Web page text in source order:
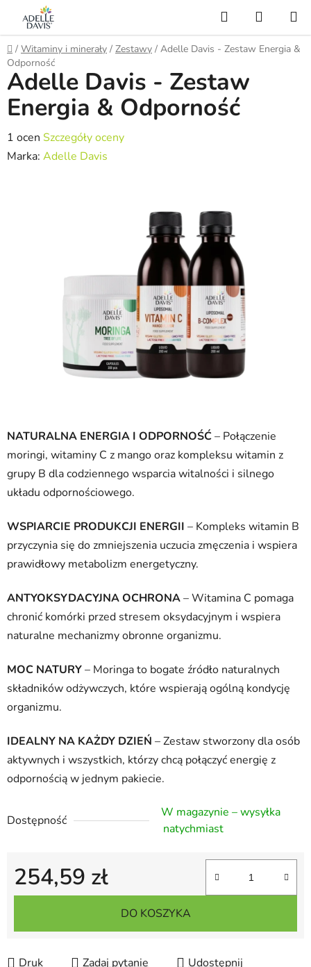
treści
Szukaj
Home
/ Witaminy i minerały / Zestawy / Adelle Davis - Zestaw Energia &
Odporność
NATURALNA ENERGIA I ODPORNOŚĆ– Połączenie
moringi, witaminy C z mango oraz kompleksu witamin z
grupy B dla codziennego wsparcia witalności i silnego
układu odpornościowego.
WSPIARCIE PRODUKCJI ENERGII – Kompleks witamin B
przyczynia się do zmniejszenia uczucia zmęczenia i wspiera
prawidłowy metabolizm energetyczny.
ANTYOKSYDACYJNA OCHRONA– Witamina C pomaga
chronić komórki przed stresem oksydacyjnym i wspiera
naturalne mechanizmy obronne organizmu.
MOC NATURY– Moringa to bogate źródło naturalnych
składników odżywczych, które wspierają ogólną kondycję
organizmu.
IDEALNY NA KAŻDY DZIEŃ – Zestaw stworzony dla osób
aktywnych i wszystkich, którzy chcą połączyć energię z
odpornością w jednym pakiecie.
Dostępność
W magazynie – wysyłka
natychmiast
254,59 zł
Cena jednostkowa:
DO KOSZYKA
Druk Zadaj pytanie Udostępnij
Adelle Davis - Zestaw
Energia & Odporność
Średnia
ocena
1 ocen Szczegóły oceny
Marka: Adelle Davis